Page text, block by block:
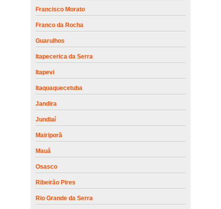
Francisco Morato
Franco da Rocha
Guarulhos
Itapecerica da Serra
Itapevi
Itaquaquecetuba
Jandira
Jundiaí
Mairiporã
Mauá
Osasco
Ribeirão Pires
Rio Grande da Serra